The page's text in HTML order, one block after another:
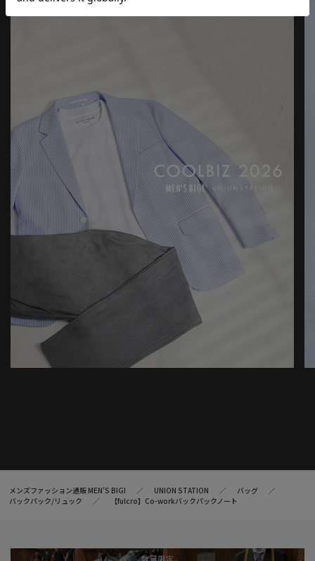
メンズファッション通販 MEN'S BIGI UNION STATION
バッグ
バックパック/リュック
【fulcro】Co-workバックパックノート